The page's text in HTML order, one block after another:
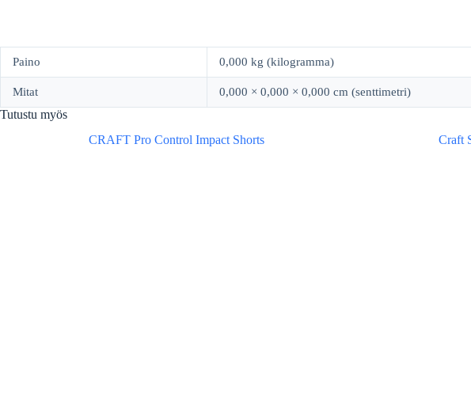
Paino 0,000 kg (kilogramma)
Mitat 0,000 × 0,000 × 0,000 cm (senttimetri)
Tutustu myös